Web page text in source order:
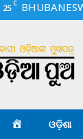
25 C
ଓଡ଼ିଶା